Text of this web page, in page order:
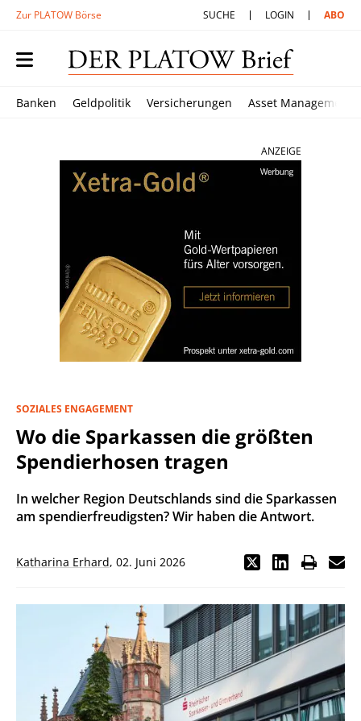
Zur PLATOW Börse SUCHE LOGIN ABO
Banken Geldpolitik Versicherungen Asset Management
ANZEIGE
SOZIALES ENGAGEMENT
Wo die Sparkassen die größten
Spendierhosen tragen
In welcher Region Deutschlands sind die Sparkassen
am spendierfreudigsten? Wir haben die Antwort.
Katharina Erhard, 02. Juni 2026